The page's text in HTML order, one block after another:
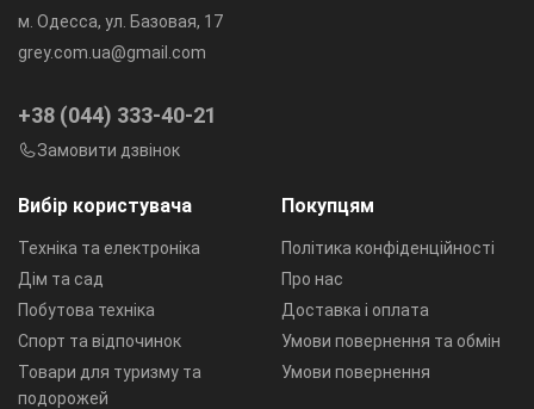
Вибір користувача
Техніка та електроніка
Дім та сад
Побутова техніка
Спорт та відпочинок
Товари для туризму та
подорожей
Покупцям
Політика конфіденційності
Про нас
Доставка і оплата
Умови повернення та обмін
Умови повернення
м. Одесса, ул. Базовая, 17
grey.com.ua@gmail.com
+38 (044) 333-40-21
Замовити дзвінок